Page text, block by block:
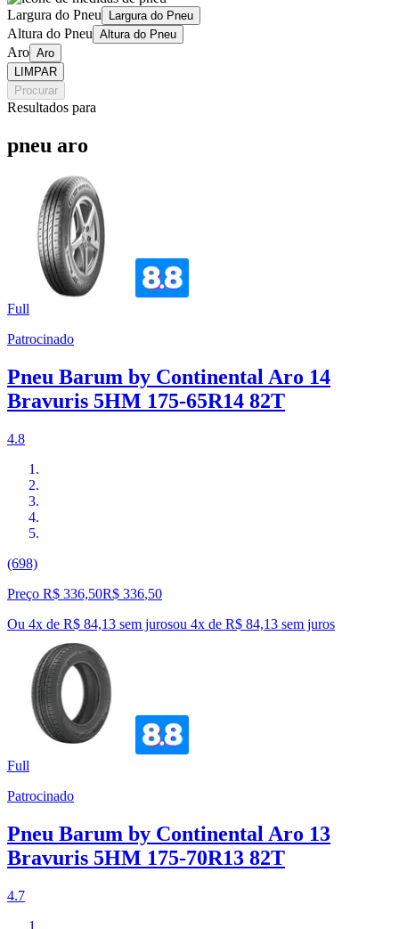
Largura do Pneu Largura do Pneu
Altura do Pneu Altura do Pneu
Aro Aro
LIMPAR
Procurar
Resultados para
pneu aro
Full
Patrocinado
Pneu Barum by Continental Aro 14
Bravuris 5HM 175-65R14 82T
4.8
(698)
Preço R$ 336,50R$ 336,50
Ou 4x de R$ 84,13 sem jurosou 4x de R$ 84,13 sem juros
Full
Patrocinado
Pneu Barum by Continental Aro 13
Bravuris 5HM 175-70R13 82T
4.7